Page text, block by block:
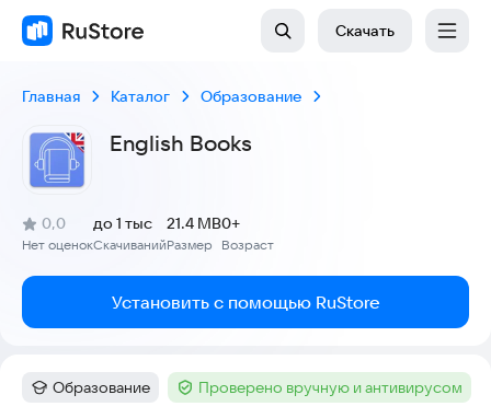
Скачать
Главная Каталог Образование
English Books
Рейтинг:
0,0
(
Нет оценок
)
Скачиваний
до 1 тыс
Размер
21.4 MB
Возраст
0+
Установить с помощью RuStore
Категория:
Образование Тег :Проверено вручную и антивирусом